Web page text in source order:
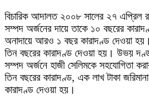
বিচারিক আদালত ২০০৮ সালের ২৭ এপ্রিল
সম্পদ অর্জনের দায়ে তাকে ১০ বছরের
অনাদায়ে আরও ১ বছর কারাদণ্ড দেওয়া
তিন বছরের কারাদণ্ড দেওয়া হয়। উভয়
সম্পদ অর্জনে হাজী সেলিমকে সহযোগিতা
তিন বছরের কারাদণ্ড, এক লাখ টাকা
কারাদণ্ড দেওয়া হয়।